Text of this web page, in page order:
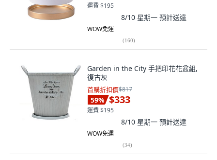
運費 $195
8/10 星期一 預計送達
WOW免運
(160)
Garden in the City 手把印花花盆組,
復古灰
首購折扣價$817
59% $333
運費 $195
8/10 星期一 預計送達
WOW免運
(34)